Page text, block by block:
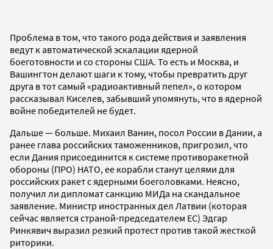
Проблема в том, что такого рода действия и заявления
ведут к автоматической эскалации ядерной
боеготовности и со стороны США. То есть и Москва, и
Вашингтон делают шаги к тому, чтобы превратить друг
друга в тот самый «радиоактивный пепел», о котором
рассказывал Киселев, забывший упомянуть, что в ядерной
войне победителей не будет.
Дальше — больше. Михаил Ванин, посол России в Дании, а
ранее глава российских таможенников, пригрозил, что
если Дания присоединится к системе противоракетной
обороны (ПРО) НАТО, ее корабли станут целями для
российских ракет с ядерными боеголовками. Неясно,
получил ли дипломат санкцию МИДа на скандальное
заявление. Министр иностранных дел Латвии (которая
сейчас является страной-председателем ЕС) Эдгар
Ринкявич выразил резкий протест против такой жесткой
риторики.